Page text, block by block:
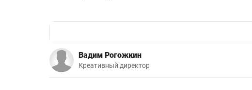
Вадим Рогожкин
Креативный директор